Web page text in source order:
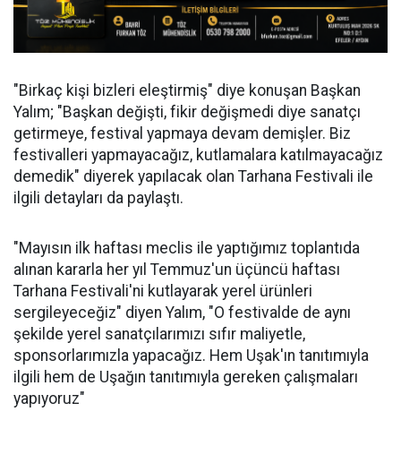
"Birkaç kişi bizleri eleştirmiş" diye konuşan Başkan
Yalım; "Başkan değişti, fikir değişmedi diye sanatçı
getirmeye, festival yapmaya devam demişler. Biz
festivalleri yapmayacağız, kutlamalara katılmayacağız
demedik" diyerek yapılacak olan Tarhana Festivali ile
ilgili detayları da paylaştı.
"Mayısın ilk haftası meclis ile yaptığımız toplantıda
alınan kararla her yıl Temmuz'un üçüncü haftası
Tarhana Festivali'ni kutlayarak yerel ürünleri
sergileyeceğiz" diyen Yalım, "O festivalde de aynı
şekilde yerel sanatçılarımızı sıfır maliyetle,
sponsorlarımızla yapacağız. Hem Uşak'ın tanıtımıyla
ilgili hem de Uşağın tanıtımıyla gereken çalışmaları
yapıyoruz"